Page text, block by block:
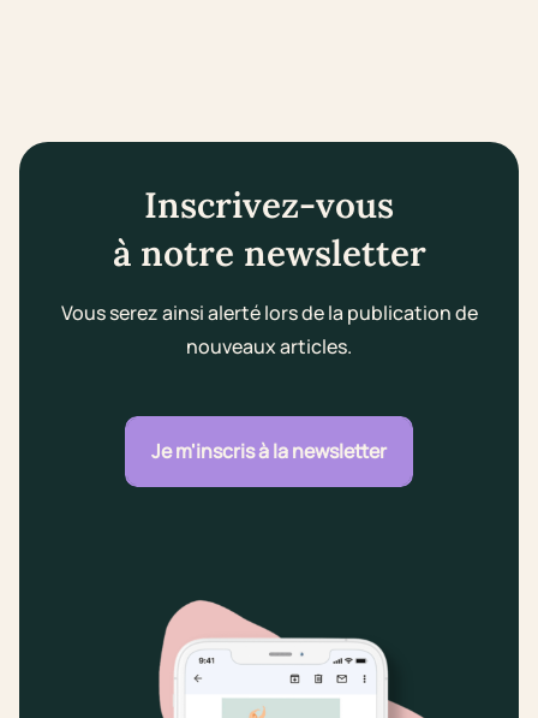
Inscrivez-vous
à notre newsletter
Vous serez ainsi alerté lors de la publication de
nouveaux articles.
Je m'inscris à la newsletter